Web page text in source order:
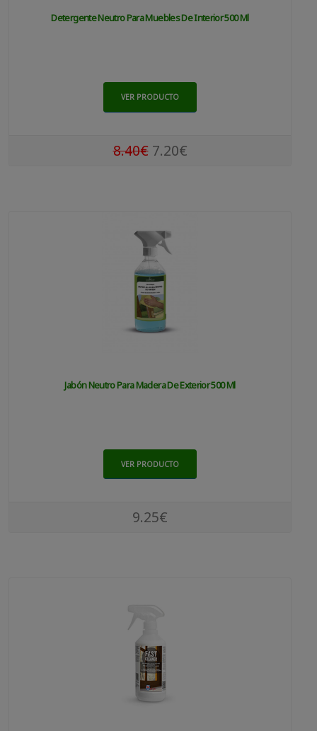
Detergente Neutro Para Muebles De Interior 500 Ml
VER PRODUCTO
8.40€7.20€
Jabón Neutro Para Madera De Exterior 500 Ml
VER PRODUCTO
9.25€